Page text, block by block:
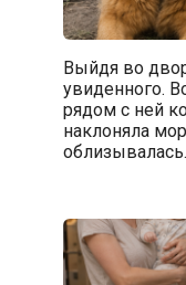
Выйдя во
увиденного.
рядом с ней
наклоняла